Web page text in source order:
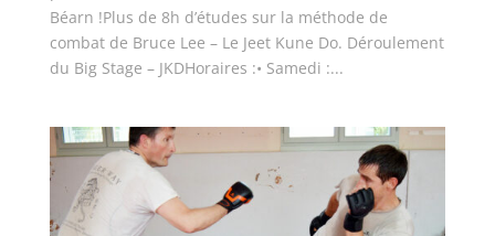
Béarn !Plus de 8h d’études sur la méthode de
combat de Bruce Lee – Le Jeet Kune Do. Déroulement
du Big Stage – JKDHoraires :• Samedi :...